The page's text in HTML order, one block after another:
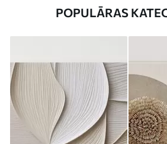
POPULĀRAS